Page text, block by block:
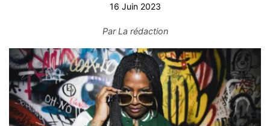
16 Juin 2023
ParLa rédaction